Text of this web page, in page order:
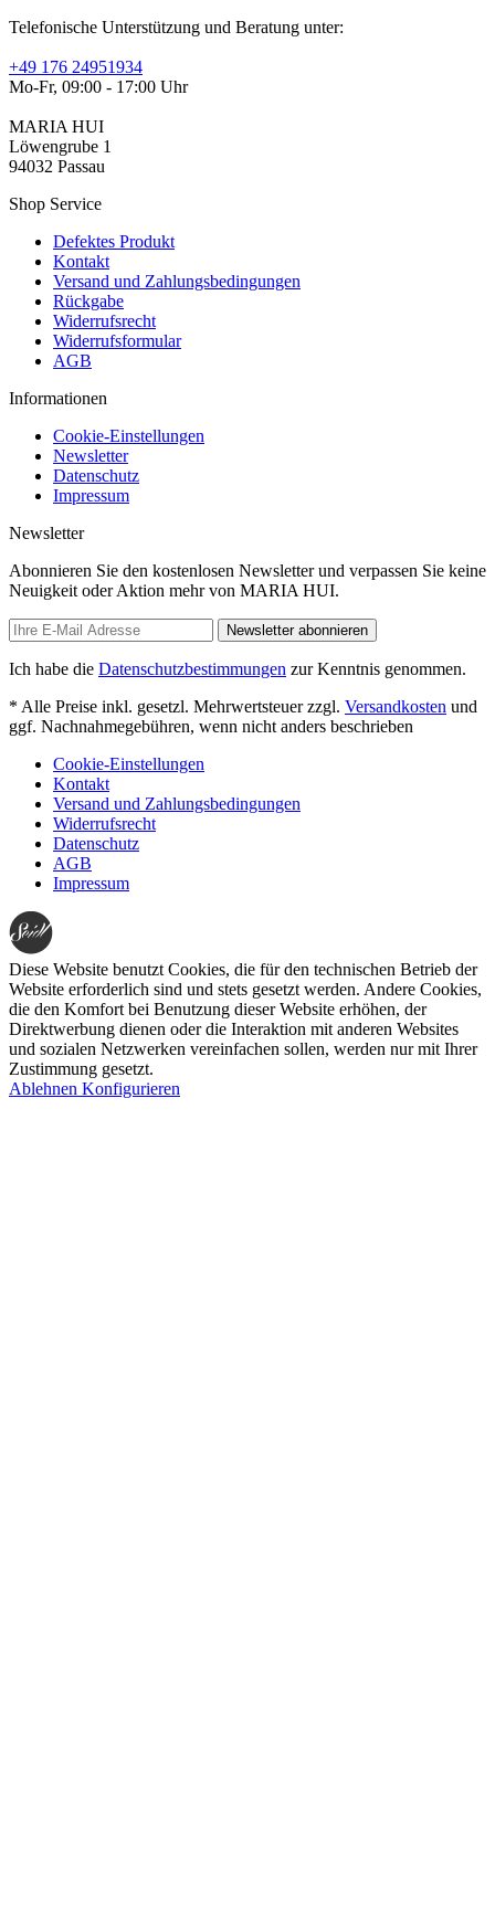
Telefonische Unterstützung und Beratung unter:
+49 176 24951934
Mo-Fr, 09:00 - 17:00 Uhr
MARIA HUI
Löwengrube 1
94032 Passau
Shop Service
Defektes Produkt
Kontakt
Versand und Zahlungsbedingungen
Rückgabe
Widerrufsrecht
Widerrufsformular
AGB
Informationen
Cookie-Einstellungen
Newsletter
Datenschutz
Impressum
Newsletter
Abonnieren Sie den kostenlosen Newsletter und verpassen Sie keine
Neuigkeit oder Aktion mehr von MARIA HUI.
Newsletter abonnieren
Ich habe die Datenschutzbestimmungen zur Kenntnis genommen.
* Alle Preise inkl. gesetzl. Mehrwertsteuer zzgl. Versandkosten und
ggf. Nachnahmegebühren, wenn nicht anders beschrieben
Cookie-Einstellungen
Kontakt
Versand und Zahlungsbedingungen
Widerrufsrecht
Datenschutz
AGB
Impressum
Diese Website benutzt Cookies, die für den technischen Betrieb der
Website erforderlich sind und stets gesetzt werden. Andere Cookies,
die den Komfort bei Benutzung dieser Website erhöhen, der
Direktwerbung dienen oder die Interaktion mit anderen Websites
und sozialen Netzwerken vereinfachen sollen, werden nur mit Ihrer
Zustimmung gesetzt.
Ablehnen Konfigurieren